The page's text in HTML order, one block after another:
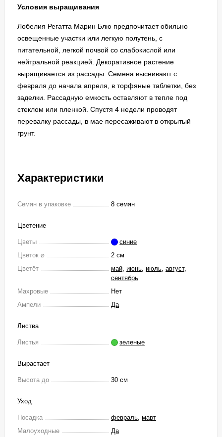
Условия выращивания
Лобелия Регатта Марин Блю предпочитает обильно
освещенные участки или легкую полутень, с
питательной, легкой почвой со слабокислой или
нейтральной реакцией. Декоративное растение
выращивается из рассады. Семена высеивают с
февраля до начала апреля, в торфяные таблетки, без
заделки. Рассадную емкость оставляют в тепле под
стеклом или пленкой. Спустя 4 недели проводят
перевалку рассады, в мае пересаживают в открытый
грунт.
Характеристики
Семян в упаковке 8 семян
Цветение
Цветы
синие
Цветок ⌀
2 см
Цветёт
май, июнь, июль, август,
сентябрь
Махровые
Нет
Ампели
Да
Листва
Листья зеленые
Вырастает
Высота до 30 см
Уход
Посадка февраль, март
Малоуходные
Да